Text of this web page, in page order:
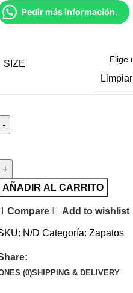
Pedir más información.
SIZE
Limpiar
AÑADIR AL CARRITO
Compare Add to wishlist
N/D Categoría: Zapatos
(0)SHIPPING & DELIVERY